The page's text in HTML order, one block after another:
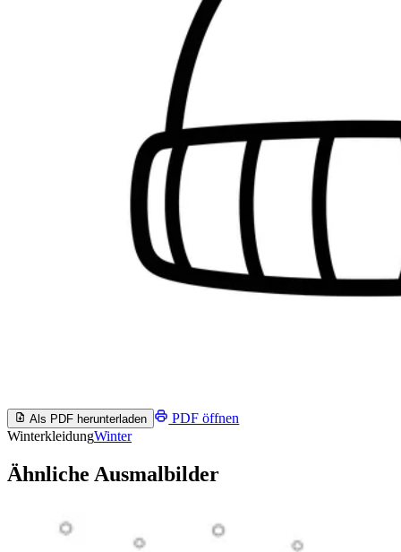
Als PDF herunterladen
PDF öffnen
WinterkleidungWinter
Ähnliche Ausmalbilder